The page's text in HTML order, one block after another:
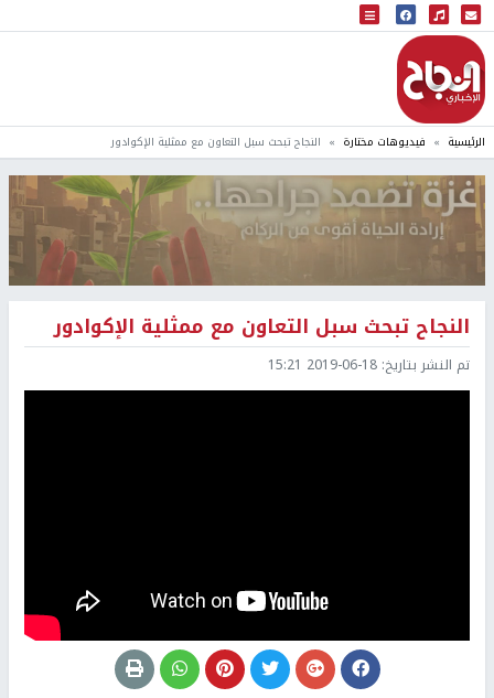
البث المباشر
إذاعة النجاح
الرئيسية فيديوهات مختارة النجاح تبحث سبل التعاون مع ممثلية الإكوادور
النجاح تبحث سبل التعاون مع ممثلية الإكوادور
تم النشر بتاريخ: 2019-06-18 15:21